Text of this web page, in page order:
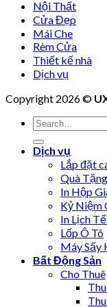
Nội Thất
Cửa Đẹp
Mái Che
Rèm Cửa
Thiết kế nhà
Dịch vụ
Copyright 2026 ©
Dịch vụ
Lắp đặt
Quà Tặng
In Hộp
Kỷ Niệm
In Lịch
Lốp Ô Tô
Máy Sấy
Bất Động Sản
Cho Thuê